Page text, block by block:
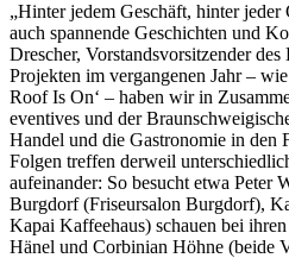
„Hinter jedem Geschäft, hinter jeder
auch spannende Geschichten und
Drescher, Vorstandsvorsitzender
Projekten im vergangenen Jahr –
Roof Is On‘ – haben wir in
eventives und der
Handel und die Gastronomie in den
Folgen treffen derweil
aufeinander: So besucht etwa Peter
Burgdorf (Friseursalon Burgdorf),
Kapai Kaffeehaus) schauen bei
Hänel und Corbinian Höhne (beide